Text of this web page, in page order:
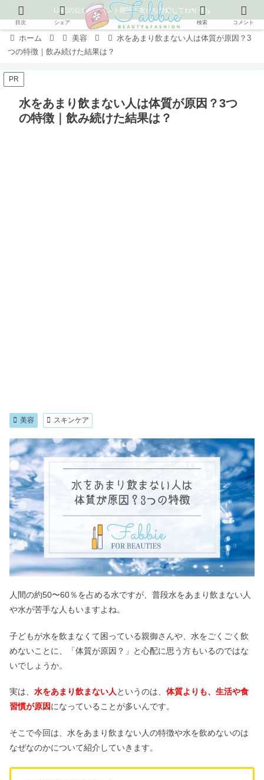
LINEの公式アカウント開設！友だち登録してね٩( ᐛ )و
ホーム 美容
水をあまり飲まない人は体質が原因？3
つの特徴｜飲み続けた結果は？
PR
水をあまり飲まない人は体質が原因？3つ
の特徴｜飲み続けた結果は？
美容 スキンケア
人間の約50〜60％を占める水ですが、普段水をあまり飲まない人
や水が苦手な人もいますよね。
子どもが水を飲まなくて困っている親御さんや、水をごくごく飲
めないことに、「体質が原因？」と心配に思う方もいるのではな
いでしょうか。
実は、 水をあまり飲まない人というのは、 体質よりも、生活や食
習慣が原因になっていることが多いんです。
そこで今回は、水をあまり飲まない人の特徴や水を飲めないのは
なぜなのかについて紹介していきます。
目次 シェア 検索 コメント